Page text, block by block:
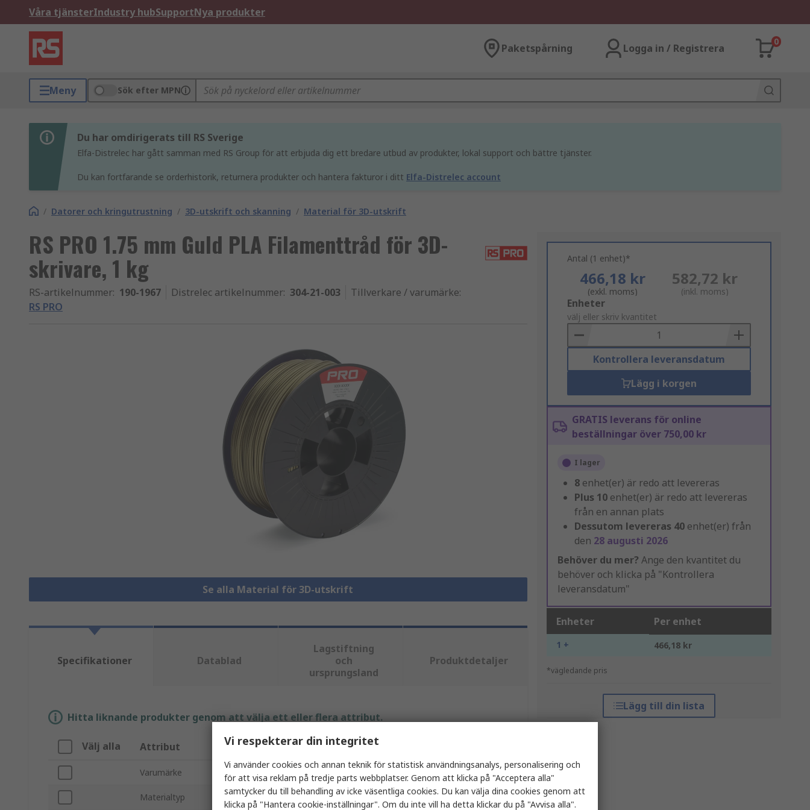
Våra tjänsterIndustry hubSupportNya produkter
Paketspårning Logga in / Registrera
0
Meny Sök efter MPN
Du har omdirigerats till RS Sverige
Elfa-Distrelec har gått samman med RS Group för att erbjuda dig ett bredare utbud av produkter, lokal support och bättre tjänster.
Du kan fortfarande se orderhistorik, returnera produkter och hantera fakturor i ditt Elfa-Distrelec account
/ Datorer och kringutrustning / 3D-utskrift och skanning / Material för 3D-utskrift
RS PRO 1.75 mm Guld PLA Filamenttråd för 3D-
skrivare, 1 kg
RS-artikelnummer: 190-1967 Distrelec artikelnummer: 304-21-003 Tillverkare / varumärke:
RS PRO
Se alla Material för 3D-utskrift
Antal (1 enhet)*
466,18 kr
(exkl. moms)
582,72 kr
(inkl. moms)
Add
to
Basket
Enheter
välj eller skriv kvantitet
Kontrollera leveransdatum
Lägg i korgen
GRATIS leverans för online
beställningar över 750,00 kr
I lager
8 enhet(er) är redo att levereras
Plus 10 enhet(er) är redo att levereras
från en annan plats
Dessutom levereras 40 enhet(er) från
den 28 augusti 2026
Behöver du mer? Ange den kvantitet du
behöver och klicka på "Kontrollera
leveransdatum"
Enheter Per enhet
1 + 466,18 kr
*vägledande pris
Lägg till din lista
Specifikationer Datablad
Lagstiftning
och
ursprungsland
Produktdetaljer
Hitta liknande produkter genom att välja ett eller flera attribut.
Välj alla Attribut Värde
Varumärke RS PRO
Materialtyp Polymjölksyra
Vi respekterar din integritet
Vi använder cookies och annan teknik för statistisk användningsanalys, personalisering och
för att visa reklam på tredje parts webbplatser. Genom att klicka på "Acceptera alla"
samtycker du till behandling av icke väsentliga cookies. Du kan välja dina cookies genom att
klicka på "Hantera cookie-inställningar". Om du inte vill ha detta klickar du på "Avvisa alla".